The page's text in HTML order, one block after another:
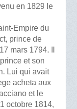
en 1829 le
Empire du
prince de
mars 1794. Il
et son
Lui qui avait
acheta aux
et le
octobre 1814,